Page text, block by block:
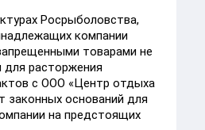
Росрыболовства,
компании
товарами не
для расторжения
с ООО «Центр отдыха
законных оснований для
на предстоящих